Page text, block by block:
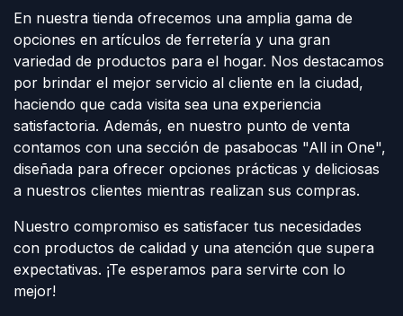
En nuestra tienda ofrecemos una amplia gama de
opciones en artículos de ferretería y una gran
variedad de productos para el hogar. Nos destacamos
por brindar el mejor servicio al cliente en la ciudad,
haciendo que cada visita sea una experiencia
satisfactoria. Además, en nuestro punto de venta
contamos con una sección de pasabocas "All in One",
diseñada para ofrecer opciones prácticas y deliciosas
a nuestros clientes mientras realizan sus compras.
Nuestro compromiso es satisfacer tus necesidades
con productos de calidad y una atención que supera
expectativas. ¡Te esperamos para servirte con lo
mejor!